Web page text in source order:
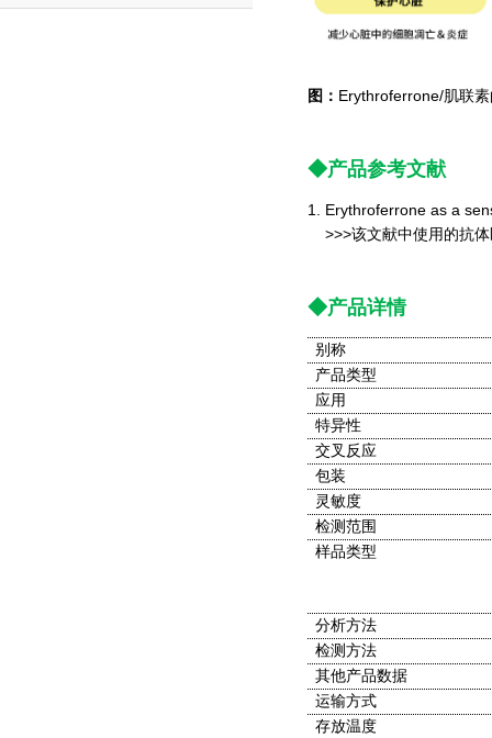
图： Erythroferrone/肌联
◆产品参考文献
1. Erythroferrone as a
>>>该文献中使用的抗体
◆产品详情
别称
产品类型
应用
特异性
交叉反应
包装
灵敏度
检测范围
样品类型
分析方法
检测方法
其他产品数据
运输方式
存放温度